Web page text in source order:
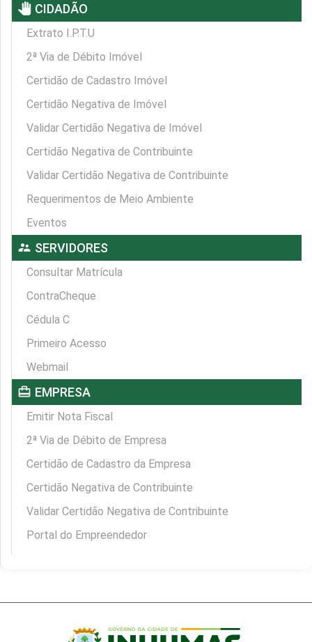
pan_tool CIDADÃO
Extrato I.P.T.U
2ª Via de Débito Imóvel
Certidão de Cadastro Imóvel
Certidão Negativa de Imóvel
Validar Certidão Negativa de Imóvel
Certidão Negativa de Contribuinte
Validar Certidão Negativa de Contribuinte
Requerimentos de Meio Ambiente
Eventos
supervisor_account SERVIDORES
Consultar Matrícula
ContraCheque
Cédula C
Primeiro Acesso
Webmail
card_travel EMPRESA
Emitir Nota Fiscal
2ª Via de Débito de Empresa
Certidão de Cadastro da Empresa
Certidão Negativa de Contribuinte
Validar Certidão Negativa de Contribuinte
Portal do Empreendedor